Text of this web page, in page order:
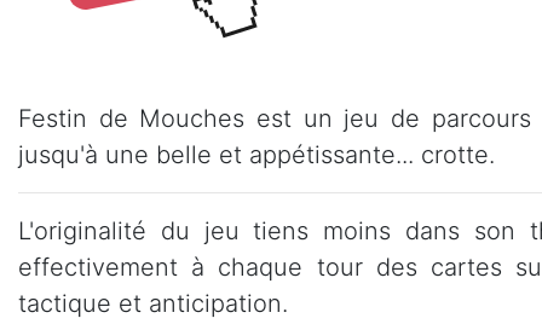
Festin de Mouches est un jeu de
jusqu'à une belle et appétissante... crotte.
L'originalité du jeu tiens moins dans son
effectivement à chaque tour des cartes
tactique et anticipation.